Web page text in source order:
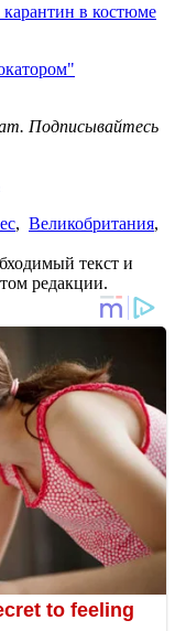
в костюме
Подписывайтесь
, Великобритания,
текст и
редакции.